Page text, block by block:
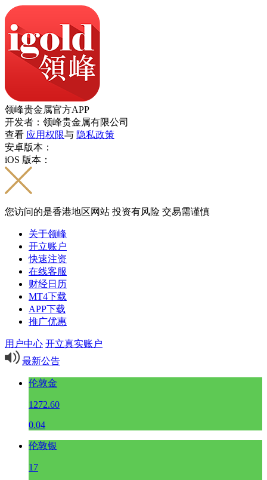
领峰贵金属官方APP
开发者：领峰贵金属有限公司
查看 应用权限与 隐私政策
安卓版本：
iOS 版本：
您访问的是香港地区网站 投资有风险 交易需谨慎
关于领峰
开立账户
快速注资
在线客服
财经日历
MT4下载
APP下载
推广优惠
用户中心 开立真实账户
最新公告
伦敦金
1272.60
0.04
伦敦银
17